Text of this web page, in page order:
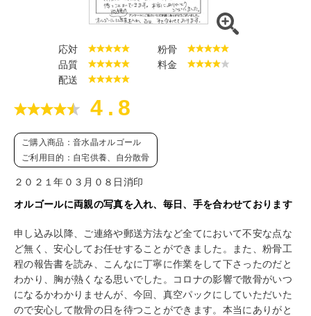
応対
粉骨
品質
料金
配送
4.8
ご購入商品：音水晶オルゴール
ご利用目的：自宅供養、自分散骨
２０２１年０３月０８日消印
オルゴールに両親の写真を入れ、毎日、手を合わせております
申し込み以降、ご連絡や郵送方法など全てにおいて不安な点な
ど無く、安心してお任せすることができました。また、粉骨工
程の報告書を読み、こんなに丁寧に作業をして下さったのだと
わかり、胸が熱くなる思いでした。コロナの影響で散骨がいつ
になるかわかりませんが、今回、真空パックにしていただいた
ので安心して散骨の日を待つことができます。本当にありがと